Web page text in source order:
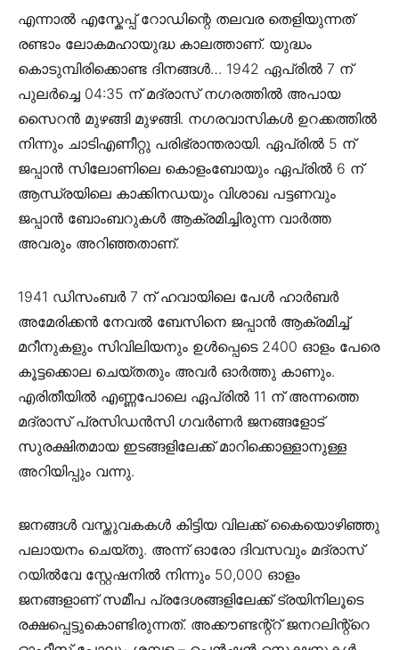
എന്നാൽ എസ്കേപ്പ് റോഡിന്റെ തലവര തെളിയുന്നത്
രണ്ടാം ലോകമഹായുദ്ധ കാലത്താണ്. യുദ്ധം
കൊടുമ്പിരിക്കൊണ്ട ദിനങ്ങൾ… 1942 ഏപ്രിൽ 7 ന്
പുലർച്ചെ 04:35 ന് മദ്രാസ് നഗരത്തിൽ അപായ
സൈറൻ മുഴങ്ങി മുഴങ്ങി. നഗരവാസികൾ ഉറക്കത്തിൽ
നിന്നും ചാടിഎണീറ്റു പരിഭ്രാന്തരായി. ഏപ്രിൽ 5 ന്
ജപ്പാൻ സിലോണിലെ കൊളംബോയും ഏപ്രിൽ 6 ന്
ആന്ധ്രയിലെ കാക്കിനഡയും വിശാഖ പട്ടണവും
ജപ്പാൻ ബോംബറുകൾ ആക്രമിച്ചിരുന്ന വാർത്ത
അവരും അറിഞ്ഞതാണ്.
1941 ഡിസംബർ 7 ന് ഹവായിലെ പേൾ ഹാർബർ
അമേരിക്കൻ നേവൽ ബേസിനെ ജപ്പാൻ ആക്രമിച്ച്
മറീനുകളും സിവിലിയനും ഉൾപ്പെടെ 2400 ഓളം പേരെ
കൂട്ടക്കൊല ചെയ്തതും അവർ ഓർത്തു കാണും.
എരിതീയിൽ എണ്ണപോലെ ഏപ്രിൽ 11 ന് അന്നത്തെ
മദ്രാസ് പ്രസിഡൻസി ഗവർണർ ജനങ്ങളോട്
സുരക്ഷിതമായ ഇടങ്ങളിലേക്ക് മാറിക്കൊള്ളാനുള്ള
അറിയിപ്പും വന്നു.
ജനങ്ങൾ വസ്തുവകകൾ കിട്ടിയ വിലക്ക് കൈയൊഴിഞ്ഞു
പലായനം ചെയ്തു. അന്ന് ഓരോ ദിവസവും മദ്രാസ്
റയിൽവേ സ്റ്റേഷനിൽ നിന്നും 50,000 ഓളം
ജനങ്ങളാണ് സമീപ പ്രദേശങ്ങളിലേക്ക് ട്രയിനിലൂടെ
രക്ഷപ്പെട്ടുകൊണ്ടിരുന്നത്. അക്കൗണ്ടന്റ്റ് ജനറലിന്റ്റെ